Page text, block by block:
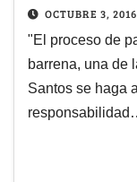
OCTUBRE 3, 2016
"El proceso de
barrena, una de
Santos se haga